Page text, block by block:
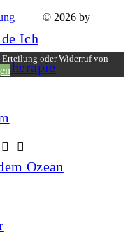
Ich
Ozean
© 2026 by
oder Widerruf von